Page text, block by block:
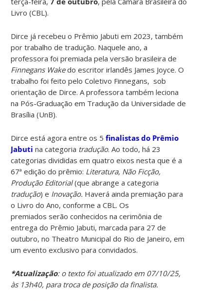
Livro (CBL).
Dirce já recebeu o Prêmio Jabuti em 2023, também
por trabalho de tradução. Naquele ano, a
professora foi premiada pela versão brasileira de
Finnegans Wakedo escritor irlandês James Joyce. O
trabalho foi feito pelo Coletivo Finnegans, sob
orientação de Dirce. A professora também leciona
na Pós-Graduação em Tradução da Universidade de
Brasília (UnB).
Dirce está agora entre os 5finalistas do Prêmio
Jabutina categoria tradução. Ao todo, há 23
categorias divididas em quatro eixos nesta que é a
67ª edição do prêmio: Literatura, Não Ficção,
Produção Editorial(que abrange a categoria
tradução) e Inovação. Haverá ainda premiação para
o Livro do Ano, conforme a CBL. Os
premiados serão conhecidos na cerimônia de
entrega do Prêmio Jabuti, marcada para 27 de
outubro, no Theatro Municipal do Rio de Janeiro, em
um evento exclusivo para convidados.
*Atualização: o texto foi atualizado em 07/10/25,
às 13h40, para troca de posição da finalista.